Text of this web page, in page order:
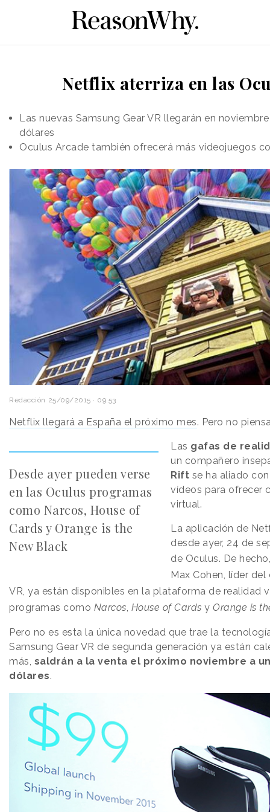
Netflix aterriza en las
Las nuevas Samsung Gear VR llegarán en
dólares
Oculus Arcade también ofrecerá más videojuegos
Redacción 25/09/2015 · 09:53
Netflix llegará a España el próximo mes. Pero no
Desde ayer pueden verse
en las Oculus programas
como Narcos, House of
Cards y Orange is the
New Black
Las gafas de
un compañero
Rift se ha aliado
vídeos para ofrecer
virtual.
La aplicación de
desde ayer, 24 de
de Oculus. De
Max Cohen, líder
VR, ya están disponibles en la plataforma de realidad
programas como Narcos House of Cards y Orange is
Pero no es esta la única novedad que trae la
Samsung Gear VR de segunda generación ya están
más, saldrán a la venta el próximo noviembre a
dólares.